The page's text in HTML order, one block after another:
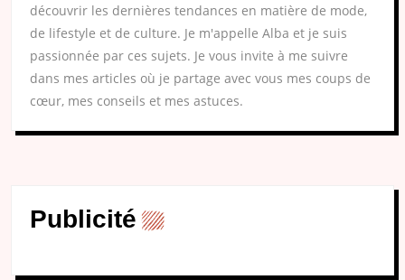
découvrir les dernières tendances en matière de mode,
de lifestyle et de culture. Je m'appelle Alba et je suis
passionnée par ces sujets. Je vous invite à me suivre
dans mes articles où je partage avec vous mes coups de
cœur, mes conseils et mes astuces.
Publicité